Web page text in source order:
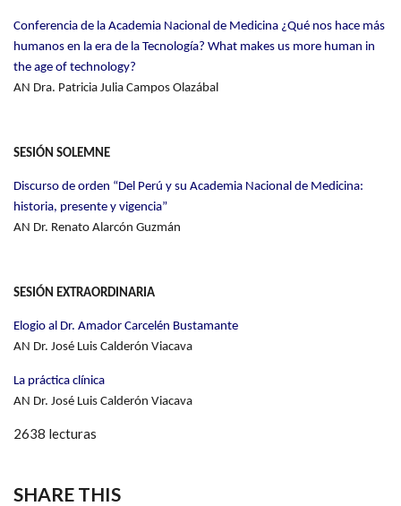
Conferencia de la Academia Nacional de Medicina ¿Qué nos hace más
humanos en la era de la Tecnología? What makes us more human in
the age of technology?
AN Dra. Patricia Julia Campos Olazábal
SESIÓN SOLEMNE
Discurso de orden “Del Perú y su Academia Nacional de Medicina:
historia, presente y vigencia”
AN Dr. Renato Alarcón Guzmán
SESIÓN EXTRAORDINARIA
Elogio al Dr. Amador Carcelén Bustamante
AN Dr. José Luis Calderón Viacava
La práctica clínica
AN Dr. José Luis Calderón Viacava
2638 lecturas
SHARE THIS